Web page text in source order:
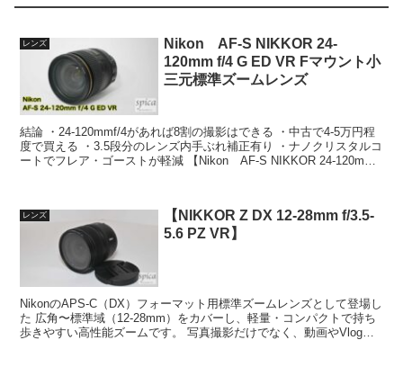
レンズ
Nikon AF-S NIKKOR 24-
120mm f/4 G ED VR Fマウント小
三元標準ズームレンズ
結論 ・24-120mmf/4があれば8割の撮影はできる ・中古で4-5万円程
度で買える ・3.5段分のレンズ内手ぶれ補正有り ・ナノクリスタルコ
ートでフレア・ゴーストが軽減 【Nikon AF-S NIKKOR 24-120mm
レンズ
【NIKKOR Z DX 12-28mm f/3.5-
5.6 PZ VR】
NikonのAPS-C（DX）フォーマット用標準ズームレンズとして登場し
た 広角〜標準域（12-28mm）をカバーし、軽量・コンパクトで持ち
歩きやすい高性能ズームです。 写真撮影だけでなく、動画やVlogに